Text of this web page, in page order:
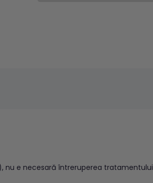
nu e necesară întreruperea tratamentului